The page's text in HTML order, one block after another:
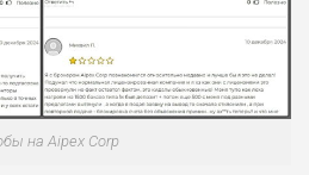
на Aipex Corp